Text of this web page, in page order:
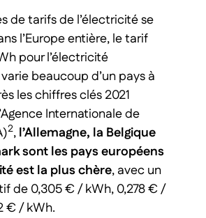
de tarifs de l’électricité se
l’Europe entière, le tarif
pour l’électricité
beaucoup d’un pays à
les chiffres clés 2021
Internationale de
2,l’Allemagne, la Belgique
sont les pays européens
est la plus chère, avec un
de 0,305 € / kWh, 0,278 € /
€ / kWh.